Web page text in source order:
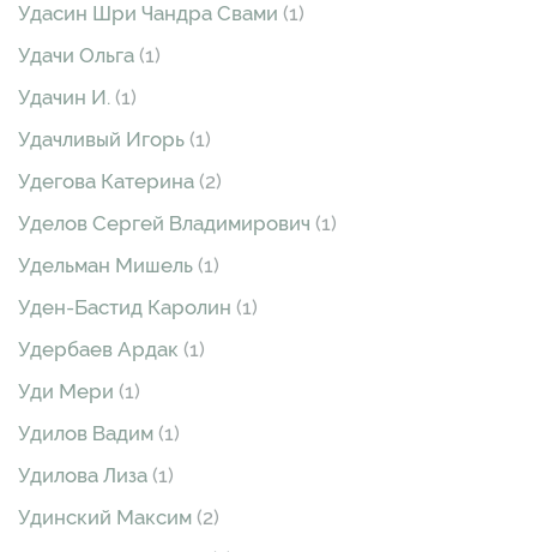
Удасин Шри Чандра Свами (1)
Удачи Ольга (1)
Удачин И. (1)
Удачливый Игорь (1)
Удегова Катерина (2)
Уделов Сергей Владимирович (1)
Удельман Мишель (1)
Уден-Бастид Каролин (1)
Удербаев Ардак (1)
Уди Мери (1)
Удилов Вадим (1)
Удилова Лиза (1)
Удинский Максим (2)